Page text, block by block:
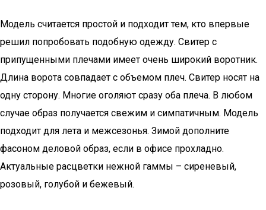
Модель считается простой и подходит тем, кто впервые
решил попробовать подобную одежду. Свитер с
припущенными плечами имеет очень широкий воротник.
Длина ворота совпадает с объемом плеч. Свитер носят на
одну сторону. Многие оголяют сразу оба плеча. В любом
случае образ получается свежим и симпатичным. Модель
подходит для лета и межсезонья. Зимой дополните
фасоном деловой образ, если в офисе прохладно.
Актуальные расцветки нежной гаммы – сиреневый,
розовый, голубой и бежевый.